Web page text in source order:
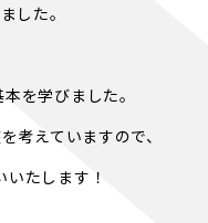
した。
を学びました。
考えていますので、
たします！